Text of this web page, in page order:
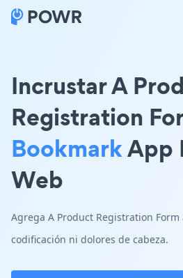
Incrustar A
Registration
BookmarkApp
Web
Agrega A Product Registration
codificación ni dolores de cabeza.